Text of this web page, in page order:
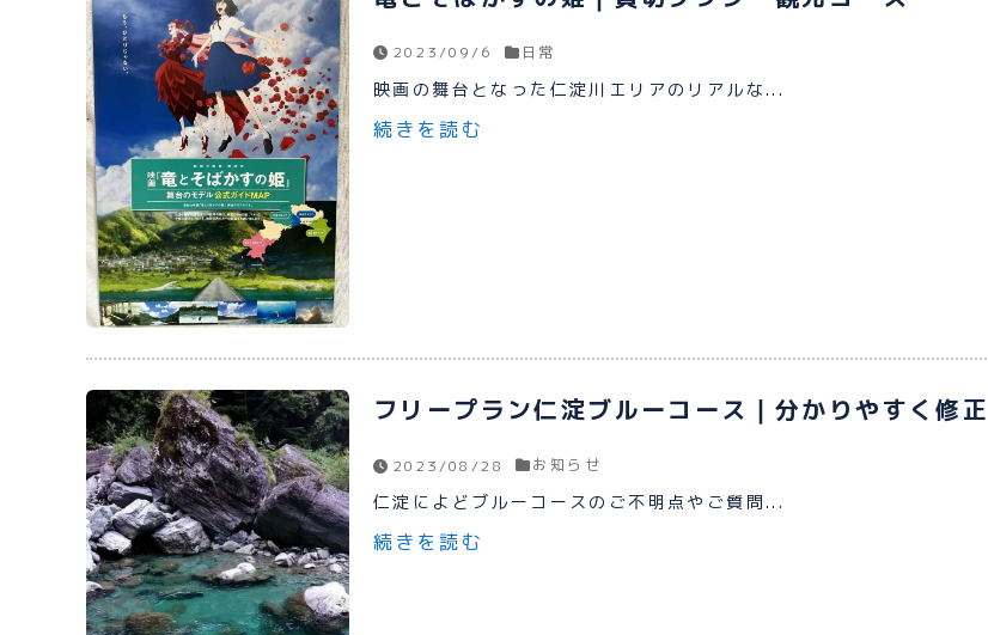
2023/09/6 日常
映画の舞台となった仁淀川エリアのリアルな...
続きを読む
フリープラン仁淀ブルーコース｜分かりやすく修正
2023/08/28 お知らせ
仁淀によどブルーコースのご不明点やご質問...
続きを読む